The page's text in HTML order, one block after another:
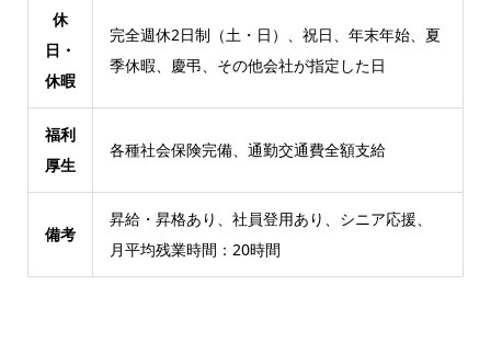
休
日・
休暇
完全週休2日制（土・日）、祝日、年末年始、夏
季休暇、慶弔、その他会社が指定した日
福利
厚生
各種社会保険完備、通勤交通費全額支給
備考
昇給・昇格あり、社員登用あり、シニア応援、
月平均残業時間：20時間